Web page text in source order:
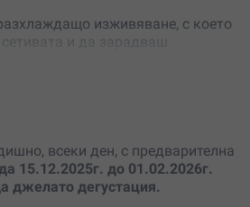
изживяване, с което
истинска изобретателност в
и твоята компания ще се
джелато вкуса,
исладолед в термо кутия за
и поглези сетивата си с това
всеки ден, с предварителна
15.12.2025г. до 01.02.2026г.
джелато дегустация.